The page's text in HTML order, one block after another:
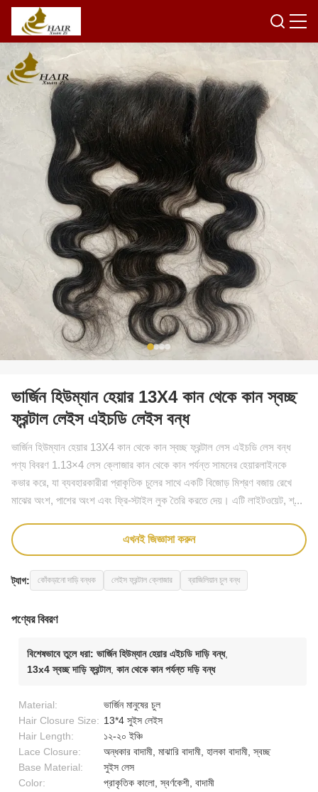
ভার্জিন হিউম্যান হেয়ার 13X4 কান থেকে কান স্বচ্ছ
ফ্রন্টাল লেইস এইচডি লেইস বন্ধ
ভার্জিন হিউম্যান হেয়ার 13X4 কান থেকে কান স্বচ্ছ ফ্রন্টাল লেস এইচডি লেস বন্ধ
পণ্য বিবরণ 1.13×4 লেস ক্লোজার কান থেকে কান পর্যন্ত সামনের হেয়ারলাইনকে
কভার করে, যা ব্যবহারকারীরা প্রাকৃতিক চুলের সাথে একটি বিজোড় মিশ্রণ বজায় রেখে
মাঝের অংশ, পাশের অংশ এবং ফ্রি-স্টাইল লুক তৈরি করতে দেয়। এটি লাইটওয়েট, শ্...
এখনই জিজ্ঞাসা করুন
ট্যাগ: কোঁকড়ানো দাড়ি বন্ধক লেইস ফ্রন্টাল ক্লোজার ব্রাজিলিয়ান চুল বন্ধ
পণ্যের বিবরণ
বিশেষভাবে তুলে ধরা: ভার্জিন হিউম্যান হেয়ার এইচডি দাড়ি বন্ধ,
13x4 স্বচ্ছ দাড়ি ফ্রন্টাল, কান থেকে কান পর্যন্ত দড়ি বন্ধ
Material:
ভার্জিন মানুষের চুল
Hair Closure Size: 13*4 সুইস লেইস
Hair Length:
১২-২০ ইঞ্চি
Lace Closure:
অন্ধকার বাদামী, মাঝারি বাদামী, হালকা বাদামী, স্বচ্ছ
Base Material:
সুইস লেস
Color:
প্রাকৃতিক কালো, স্বর্ণকেশী, বাদামী